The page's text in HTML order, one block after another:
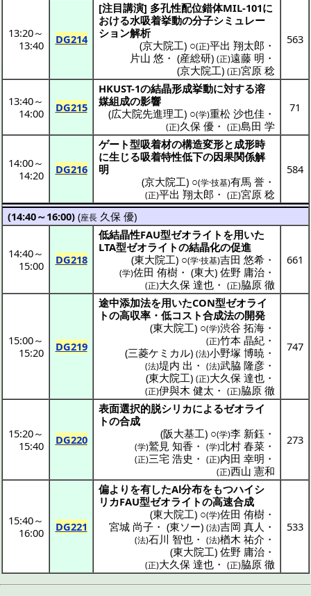
13:20～
13:40
DG214
[注目講演] 多孔性配位錯体MIL-101に
おける水吸着挙動の分子シミュレー
ション解析
(京大院工) ○(正)平出 翔太郎 ・
片山 悠 ・ (産総研) (正)遠藤 明 ・
(京大院工) (正)宮原 稔
563
13:40～
14:00
DG215
HKUST-1の結晶形成挙動に対する溶
媒組成の影響
(広大院先進理工) ○(学)重松 沙也佳 ・
(正)久保 優・ (正)島田 学
71
14:00～
14:20
DG216
ゲート型吸着材の構造変形と成形時
に生じる吸着特性低下の因果関係解
明
(京大院工) ○(学·技基)有馬 誉・
(正)平出 翔太郎 ・ (正)宮原 稔
584
(14:40～16:00) (座長 久保 優)
14:40～
15:00
DG218
低結晶性FAU型ゼオライト を用いた
LTA型ゼオライトの結晶化の促進
(東大院工) ○(学·技基)吉田 悠希・
(学)佐田 侑樹・ (東大) 佐野 庸治・
(正)大久保 達也・ (正)脇原 徹
661
15:00～
15:20
DG219
途中添加法を用いたCON型ゼオライ
トの高収率 ・低コスト合成法の開発
(東大院工) ○(学)渋谷 拓海・
(正)竹本 晶紀・
(三菱ケミカル) (法)小野塚 博暁・
(法)堤内 出 ・ (法)武脇 隆彦・
(東大院工) (正)大久保 達也・
(正)伊與木 健太 ・ (正)脇原 徹
747
15:20～
15:40
DG220
表面選択的脱シリカによるゼオライ
トの合成
(阪大基工) ○(学)李 新鈺 ・
(学)鷲見 知香 ・ (学)北村 春菜・
(正)三宅 浩史 ・ (正)内田 幸明 ・
(正)西山 憲和
273
15:40～
16:00
DG221
偏よりを有したAl分布をもつハイシ
リカFAU型ゼオライトの高速合成
(東大院工) ○(学)佐田 侑樹・
宮城 尚子・ (東ソー) (法)吉岡 真人 ・
(法)石川 智也・ (法)楢木 祐介 ・
(東大院工) 佐野 庸治・
(正)大久保 達也・ (正)脇原 徹
533